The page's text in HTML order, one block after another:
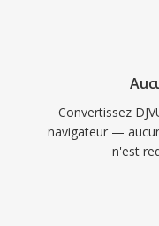
Convertissez
navigateur —
n'est